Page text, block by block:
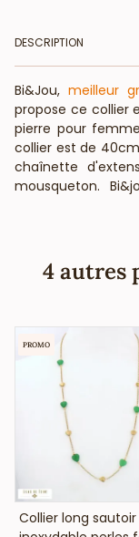
DESCRIPTION
Bi&Jou, meilleur
propose ce collier
pierre pour
collier est de
chaînette
mousqueton.
couleur et taille
de la beauté à
ne contient pas
allergique
4 autres
VOIR LE PRIX
Collier long
PROMO